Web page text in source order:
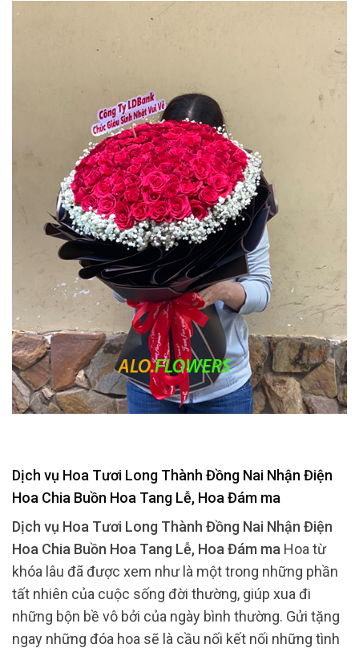
Dịch vụ Hoa Tươi Long Thành Đồng Nai Nhận Điện
Hoa Chia Buồn Hoa Tang Lễ, Hoa Đám ma
Dịch vụ Hoa Tươi Long Thành Đồng Nai Nhận Điện
Hoa Chia Buồn Hoa Tang Lễ, Hoa Đám ma Hoa từ
khóa lâu đã được xem như là một trong những phần
tất nhiên của cuộc sống đời thường, giúp xua đi
những bộn bề vô bởi của ngày bình thường. Gửi tặng
ngay những đóa hoa sẽ là cầu nối kết nối những tình